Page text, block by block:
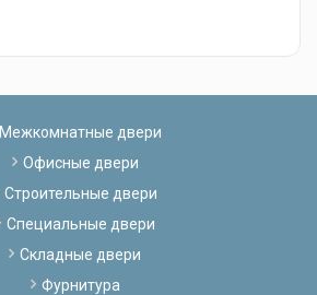
Межкомнатные двери
Офисные двери
Строительные двери
Специальные двери
Складные двери
Фурнитура